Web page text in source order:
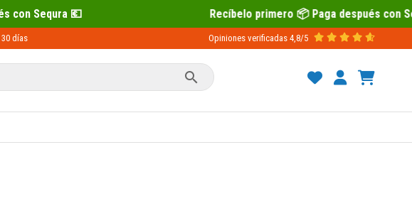
Recíbelo primero 📦 Paga después con Sequra 💶
30 días Opiniones verificadas 4,8/5
